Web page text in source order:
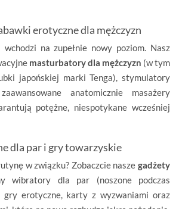
erotyczne dla mężczyzn
na zupełnie nowy poziom. Nasz
masturbatory dla mężczyzn (w tym
japońskiej marki Tenga), stymulatory
anatomicznie masażery
potężne, niespotykane wcześniej
dla par i gry towarzyskie
w związku? Zobaczcie nasze gadżety
wibratory dla par (noszone podczas
gry erotyczne, karty z wyzwaniami oraz